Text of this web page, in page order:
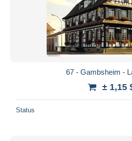
67 - Gambsheim -
± 1,15
Status